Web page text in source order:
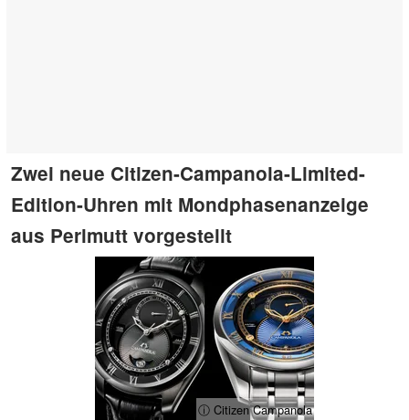
Zwei neue Citizen-Campanola-Limited-
Edition-Uhren mit Mondphasenanzeige
aus Perlmutt vorgestellt
ⓘ Citizen Campanola